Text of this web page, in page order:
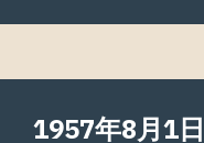
1957年8月1日